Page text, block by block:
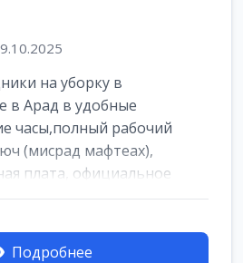
на уборку в
в Арад в удобные
часы,полный рабочий
(мисрад мафтеах),
плата, официальное
Подробнее